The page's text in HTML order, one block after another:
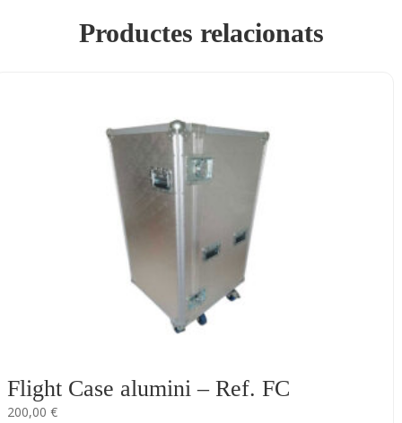
Productes relacionats
Flight Case alumini – Ref. FC
200,00€